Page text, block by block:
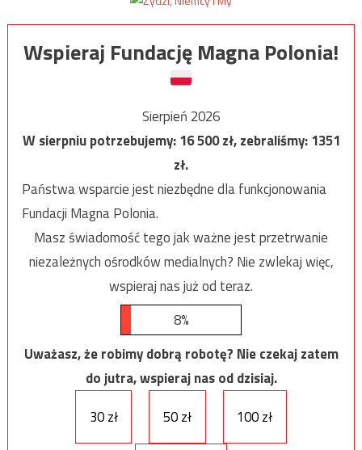
Wspieraj Fundację Magna Polonia!
Sierpień 2026
W sierpniu potrzebujemy:16 500zł, zebraliśmy:1351
zł.
Państwa wsparcie jest niezbędne dla funkcjonowania
Fundacji Magna Polonia.
Masz świadomość tego jak ważne jest przetrwanie
niezależnych ośrodków medialnych? Nie zwlekaj więc,
wspieraj nas już od teraz.
8%
Uważasz, że robimy dobrą robotę? Nie czekaj zatem
do jutra, wspieraj nas od dzisiaj.
30 zł
50 zł 100 zł